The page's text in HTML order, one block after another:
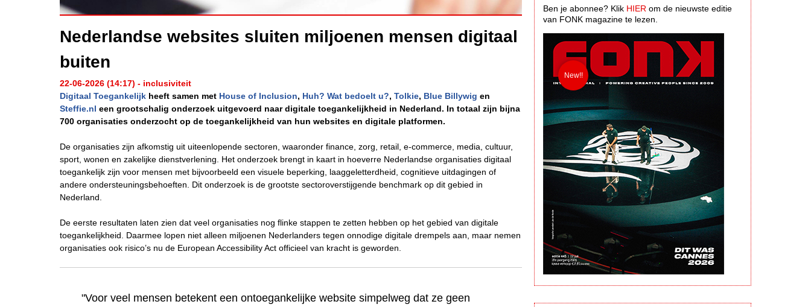
Nederlandse websites sluiten miljoenen mensen digitaal
buiten
22-06-2026 (14:17) - inclusiviteit
Digitaal Toegankelijk heeft samen met House of Inclusion, Huh? Wat bedoelt u?, Tolkie, Blue Billywig en
Steffie.nl een grootschalig onderzoek uitgevoerd naar digitale toegankelijkheid in Nederland. In totaal zijn bijna
700 organisaties onderzocht op de toegankelijkheid van hun websites en digitale platformen.
De organisaties zijn afkomstig uit uiteenlopende sectoren, waaronder finance, zorg, retail, e-commerce, media, cultuur,
sport, wonen en zakelijke dienstverlening. Het onderzoek brengt in kaart in hoeverre Nederlandse organisaties digitaal
toegankelijk zijn voor mensen met bijvoorbeeld een visuele beperking, laaggeletterdheid, cognitieve uitdagingen of
andere ondersteuningsbehoeften. Dit onderzoek is de grootste sectoroverstijgende benchmark op dit gebied in
Nederland.
De eerste resultaten laten zien dat veel organisaties nog flinke stappen te zetten hebben op het gebied van digitale
toegankelijkheid. Daarmee lopen niet alleen miljoenen Nederlanders tegen onnodige digitale drempels aan, maar nemen
organisaties ook risico’s nu de European Accessibility Act officieel van kracht is geworden.
"Voor veel mensen betekent een ontoegankelijke website simpelweg dat ze geen
Ben je abonnee? Klik HIER om de nieuwste editie
van FONK magazine te lezen.